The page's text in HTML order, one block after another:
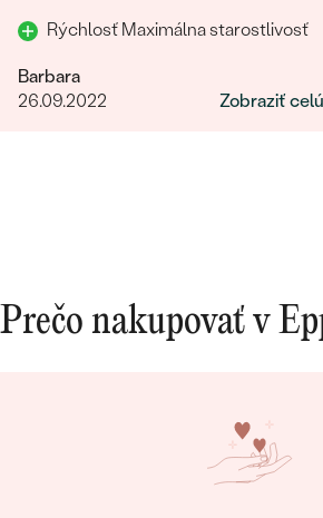
Rýchlosť Maximálna starostlivosť
Barbara
26.09.2022
Zobraziť
Prečo nakupovať v